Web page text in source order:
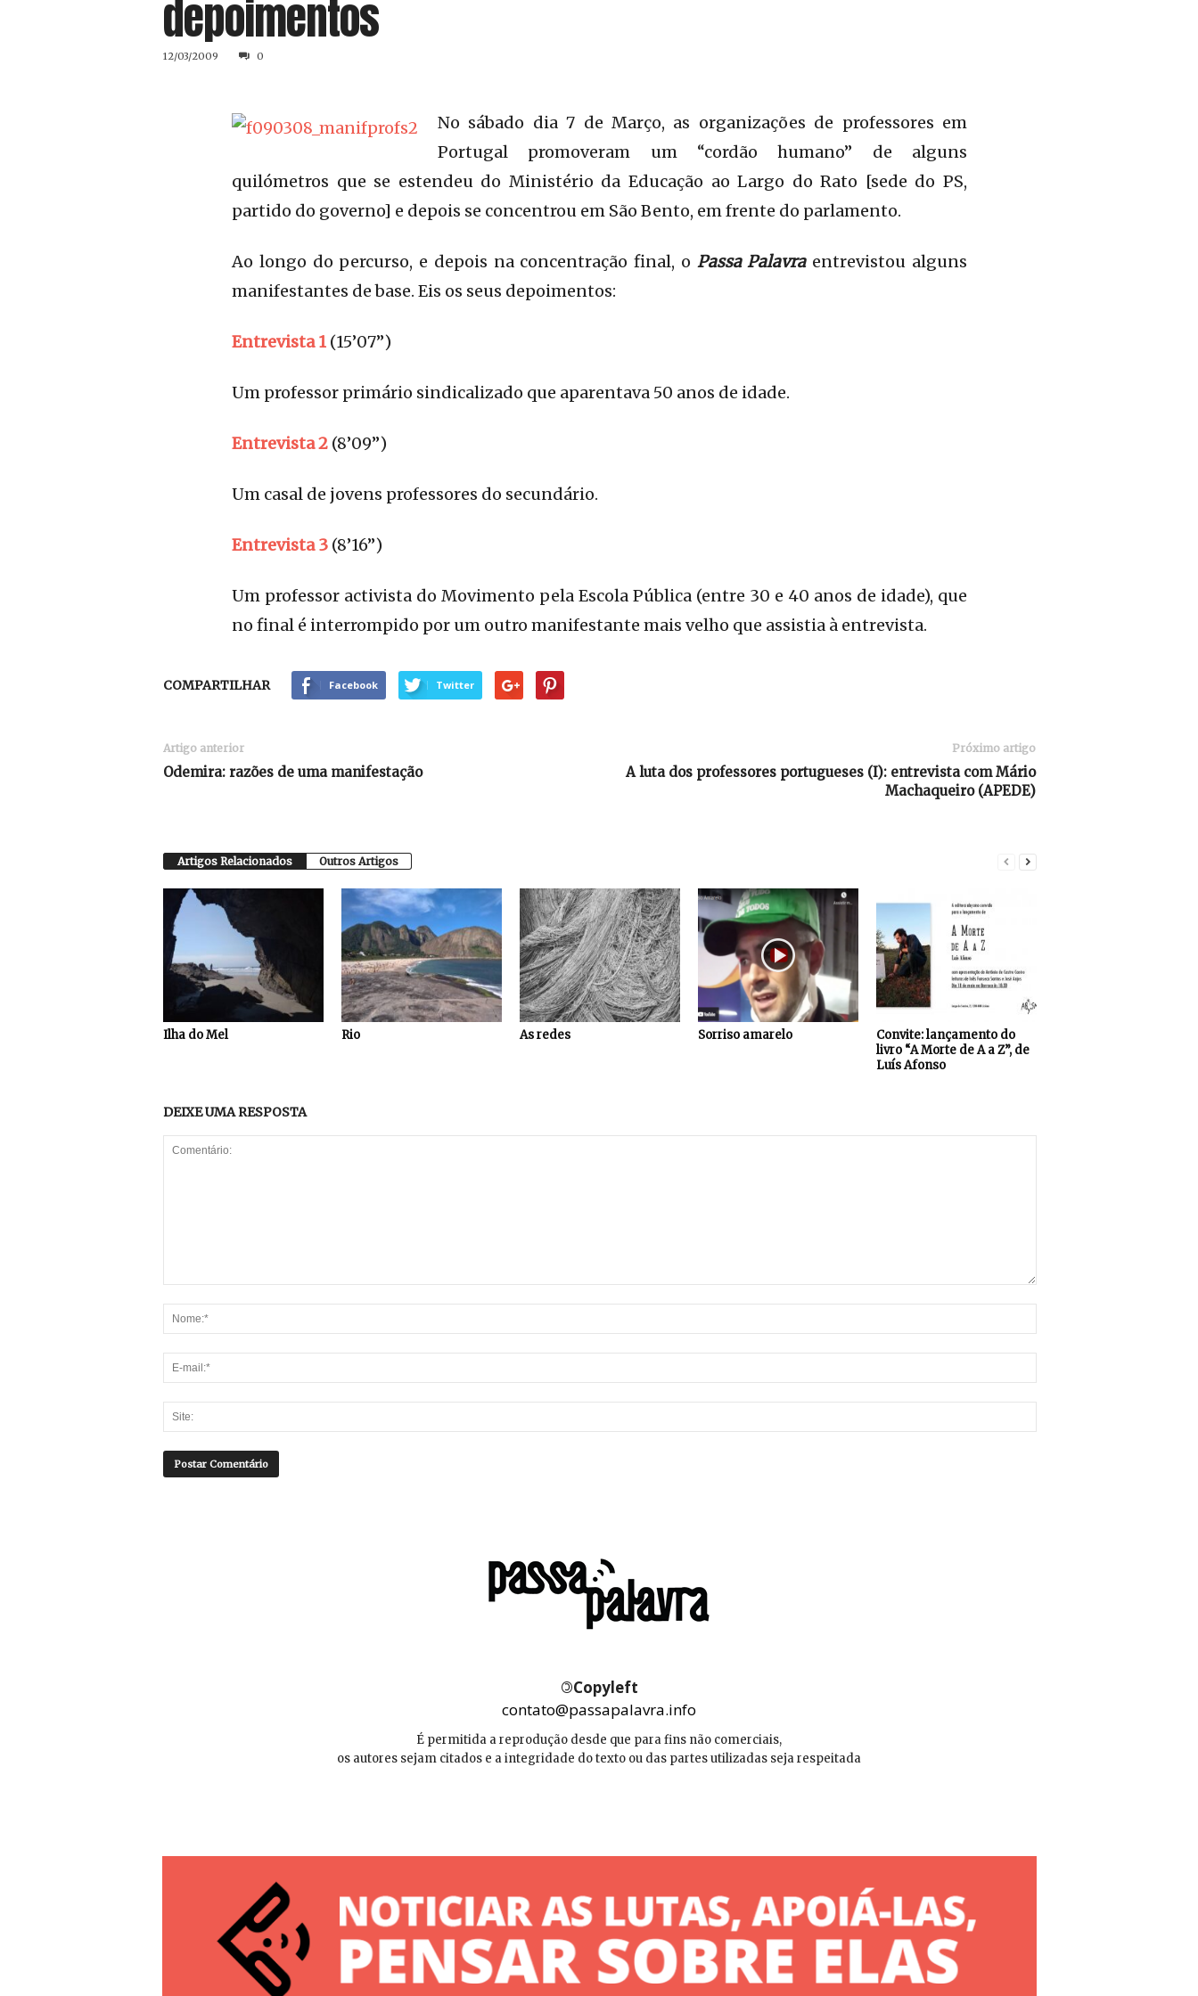
depoimentos
12/03/2009 0
No sábado dia 7 de Março, as organizações de professores em
Portugal promoveram um “cordão humano” de alguns
quilómetros que se estendeu do Ministério da Educação ao Largo do Rato [sede do PS,
partido do governo] e depois se concentrou em São Bento, em frente do parlamento.
Ao longo do percurso, e depois na concentração final, o Passa Palavraentrevistou alguns
manifestantes de base. Eis os seus depoimentos:
Entrevista 1 (15’07”)
Um professor primário sindicalizado que aparentava 50 anos de idade.
Entrevista 2 (8’09”)
Um casal de jovens professores do secundário.
Entrevista 3 (8’16”)
Um professor activista do Movimento pela Escola Pública (entre 30 e 40 anos de idade), que
no final é interrompido por um outro manifestante mais velho que assistia à entrevista.
COMPARTILHAR Facebook Twitter
Artigo anterior
Odemira: razões de uma manifestação
Próximo artigo
A luta dos professores portugueses (I): entrevista com Mário
Machaqueiro (APEDE)
Artigos Relacionados Outros Artigos
Ilha do Mel Rio As redes Sorriso amarelo
Convite: lançamento do
livro “A Morte de A a Z”, de
Luís Afonso
DEIXE UMA RESPOSTA
©Copyleft
contato@passapalavra.info
É permitida a reprodução desde que para fins não comerciais,
os autores sejam citados e a integridade do texto ou das partes utilizadas seja respeitada